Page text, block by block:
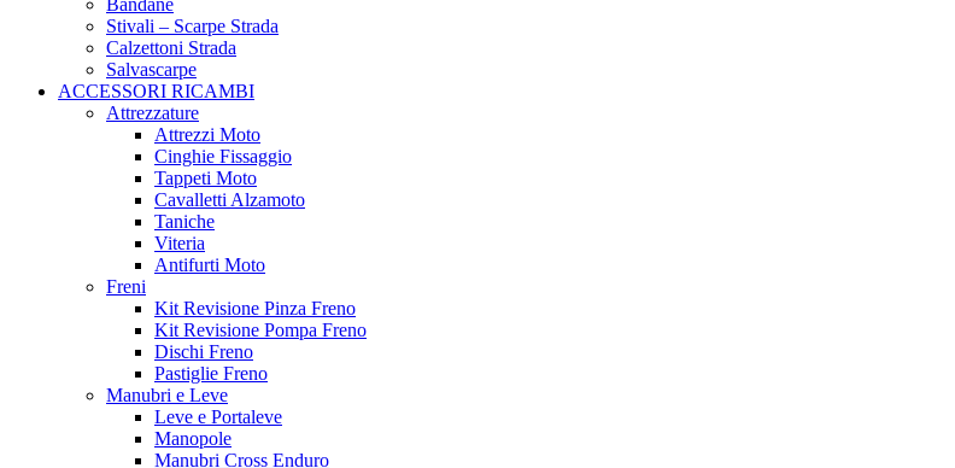
Bandane
Stivali – Scarpe Strada
Calzettoni Strada
Salvascarpe
ACCESSORI RICAMBI
Attrezzature
Attrezzi Moto
Cinghie Fissaggio
Tappeti Moto
Cavalletti Alzamoto
Taniche
Viteria
Antifurti Moto
Freni
Kit Revisione Pinza Freno
Kit Revisione Pompa Freno
Dischi Freno
Pastiglie Freno
Manubri e Leve
Leve e Portaleve
Manopole
Manubri Cross Enduro